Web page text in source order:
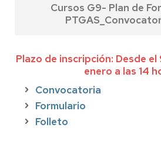
Cursos G9- Plan de
Plazo de inscripción: Desde el
enero a las 14
Convocatoria
Formulario
Folleto